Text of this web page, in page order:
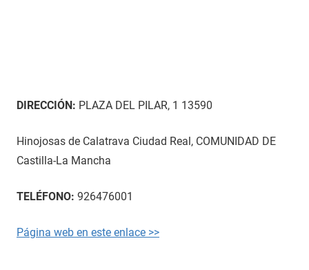
DIRECCIÓN: PLAZA DEL PILAR, 1 13590
Hinojosas de Calatrava Ciudad Real, COMUNIDAD DE
Castilla-La Mancha
TELÉFONO: 926476001
Página web en este enlace >>